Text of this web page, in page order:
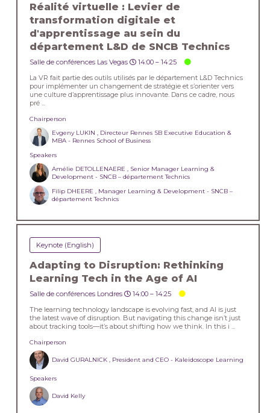
Réalité virtuelle : Levier de
transformation digitale et
d'apprentissage au sein du
département L&D de SNCB Technics
Salle de conférences Las Vegas 14:00 –14:25
La VR fait partie des outils utilisés par le département L&D Technics
pour implémenter un changement de stratégie et s’orienter vers
une culture d’apprentissage plus innovante. Dans ce cadre, nous
pré ...
Chairperson
Evgeny LUKIN , Directeur Rennes SB Executive Education &
MBA - Rennes School of Business
Speakers
Amélie DETOLLENAERE , Senior Manager Learning &
Development - SNCB – département Technics
Filip DHEERE , Manager Learning & Development - SNCB –
département Technics
Keynote (English)
Adapting to Disruption: Rethinking
Learning Tech in the Age of AI
Salle de conférences Londres 14:00 –14:25
The learning technology landscape is evolving fast, and AI is just
the latest wave of disruption. But navigating this change isn’t just
about tracking tools—it’s about shifting how we think. In this i ...
Chairperson
David GURALNICK , President and CEO - Kaleidoscope Learning
Speakers
David Kelly